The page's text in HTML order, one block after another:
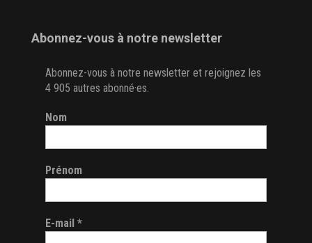
Abonnez-vous à notre newsletter
Abonnez-vous à notre newsletter et rejoignez les
4 905 autres abonné·es.
Nom
Prénom
E-mail *